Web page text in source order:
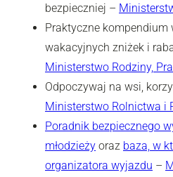
bezpieczniej –
Praktyczne kompendium
wakacyjnych zniżek i
Ministerstwo Rodziny,
Odpoczywaj na wsi,
Ministerstwo Rolnictwa i
Poradnik bezpiecznego
młodzieży oraz baza, w
organizatora wyjazdu –